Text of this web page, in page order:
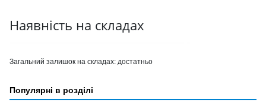
Наявність на складах
Загальний залишок на складах: достатньо
Популярні в розділі